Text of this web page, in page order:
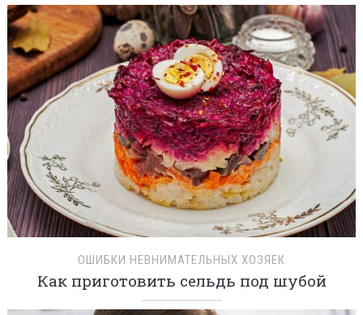
ОШИБКИ НЕВНИМАТЕЛЬНЫХ ХОЗЯЕК
Как приготовить сельдь под шубой